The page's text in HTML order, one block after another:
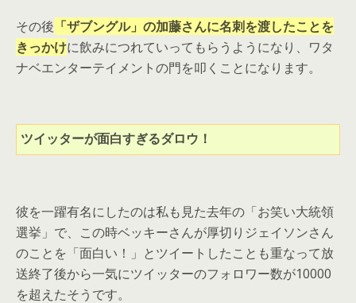
その後 「ザブングル」の加藤さんに名刺を渡したことを
きっかけに飲みにつれていってもらうようになり、ワタ
ナベエンターテイメントの門を叩くことになります。
ツイッターが面白すぎるダロウ！
彼を一躍有名にしたのは私も見た去年の「お笑い大統領
選挙」で、この時ベッキーさんが厚切りジェイソンさん
のことを「面白い！」とツイートしたことも重なって放
送終了後から一気にツイッターのフォロワー数が10000
を超えたそうです。